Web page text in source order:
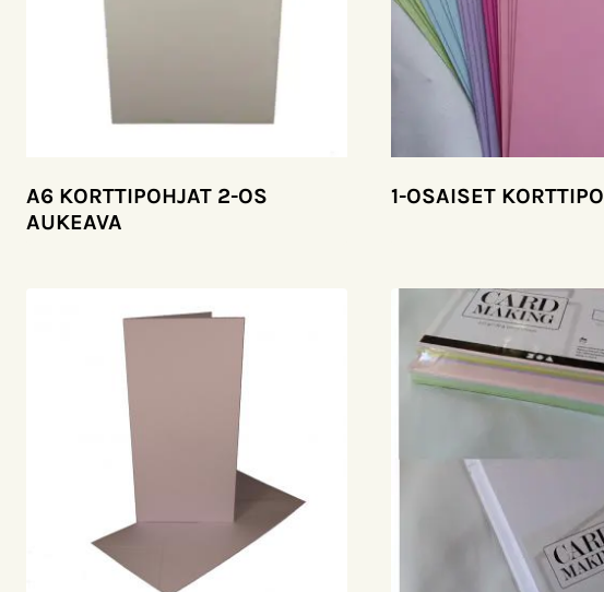
A6 KORTTIPOHJAT 2-OS
AUKEAVA
1-OSAISET